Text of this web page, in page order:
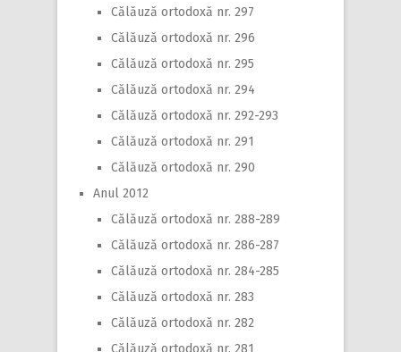
Călăuză ortodoxă nr. 297
Călăuză ortodoxă nr. 296
Călăuză ortodoxă nr. 295
Călăuză ortodoxă nr. 294
Călăuză ortodoxă nr. 292-293
Călăuză ortodoxă nr. 291
Călăuză ortodoxă nr. 290
Anul 2012
Călăuză ortodoxă nr. 288-289
Călăuză ortodoxă nr. 286-287
Călăuză ortodoxă nr. 284-285
Călăuză ortodoxă nr. 283
Călăuză ortodoxă nr. 282